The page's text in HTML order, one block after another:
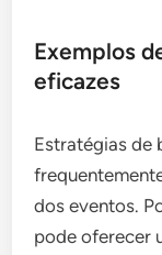
Exemplos
eficazes
Estratégias de
dos eventos.
pode oferecer